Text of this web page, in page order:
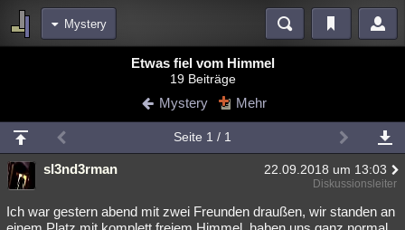
Mystery
Blogs
Chat Wiki Neuigkeiten
meine Rubriken
Menschen Wissenschaft Mystery Kriminalfälle
Spiritualität Verschwörungen Technologie Ufologie
Etwas fiel vom Himmel
19 Beiträge
Mystery Mehr
Seite 1 / 1
sl3nd3rman 22.09.2018 um 13:03
Diskussionsleiter
Ich war gestern abend mit zwei Freunden draußen, wir standen an